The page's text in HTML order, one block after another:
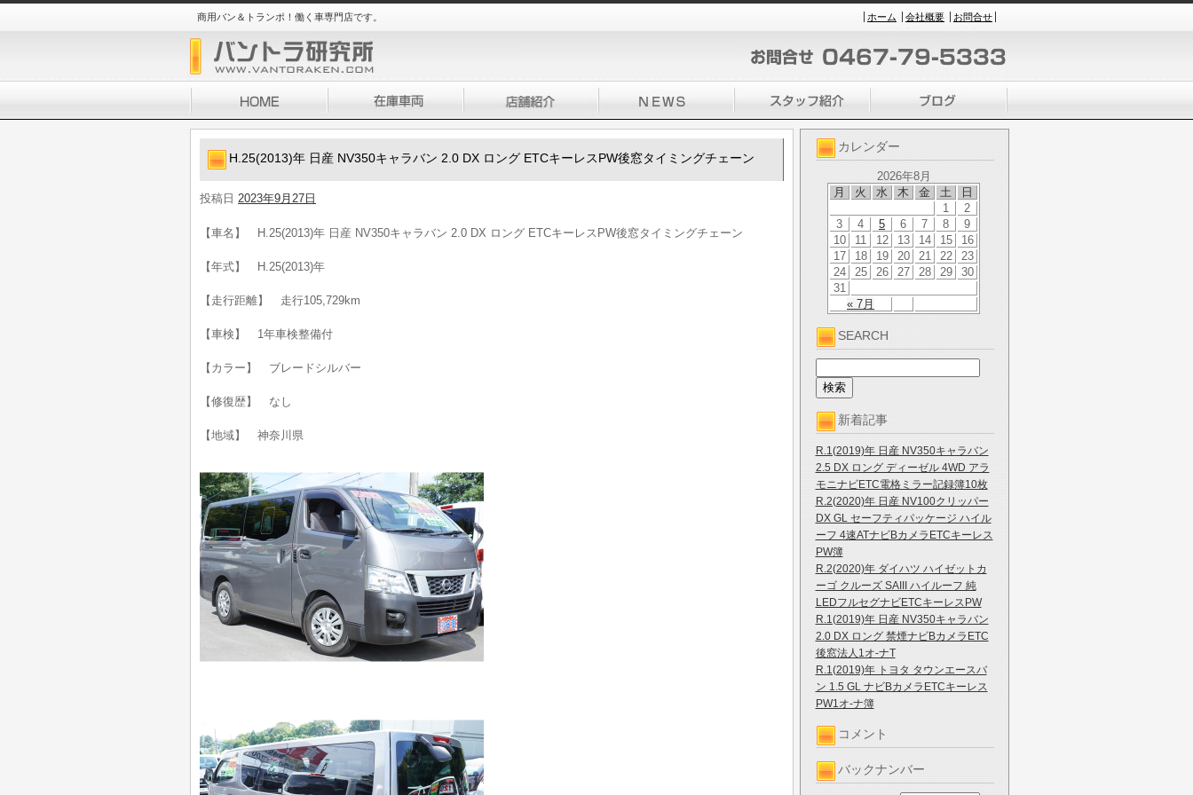
商用バン＆トランポ！働く車専門店です。 ホーム 会社概要 お問合せ
カレンダー
2026年8月
月
火 水 木 金 土 日
« 7月
1
2
3
4 5 6 7 8
9
10
11 12 13 14 15
16
17
18 19 20 21 22
23
24
25 26 27 28 29
30
31
SEARCH
新着記事
R.1(2019)年 日産 NV350キャラバン
2.5 DX ロング ディーゼル 4WD アラ
モニナビETC電格ミラー記録簿10枚
R.2(2020)年 日産 NV100クリッパー
DX GL セーフティパッケージ ハイル
ーフ 4速ATナビBカメラETCキーレス
PW簿
R.2(2020)年 ダイハツ ハイゼットカ
ーゴ クルーズ SAIII ハイルーフ 純
LEDフルセグナビETCキーレスPW
R.1(2019)年 日産 NV350キャラバン
2.0 DX ロング 禁煙ナビBカメラETC
後窓法人1オ-ナT
R.1(2019)年 トヨタ タウンエースバ
ン 1.5 GL ナビBカメラETCキーレス
PW1オ-ナ簿
コメント
バックナンバー
H.25(2013)年 日産 NV350キャラバン 2.0 DX ロング ETCキーレスPW後窓タイミングチェーン
投稿日 2023年9月27日
【車名】 H.25(2013)年 日産 NV350キャラバン 2.0 DX ロング ETCキーレスPW後窓タイミングチェーン
【年式】 H.25(2013)年
【走行距離】 走行105,729km
【車検】 1年車検整備付
【カラー】 ブレードシルバー
【修復歴】 なし
【地域】 神奈川県